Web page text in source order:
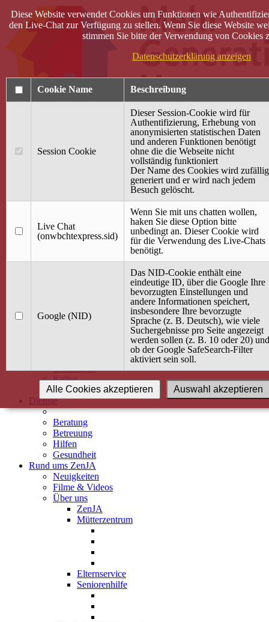
40 Jahre Mütterzentrum
Terminkalender
Gemeinsam aktiv
Gemeinsam unterwegs
wirFAIRändern
Angebot / Kurs suchen
Babybauch & Elternschaft
Gesundheit
Kultur
Alle Kurse
Dienste
Beratung
Betreuung
Hilfen
Gesundheit
Rund ums ZenJA
Neuigkeiten
Filme & Videos
Über uns
ZenJA
Mütterzentrum
Elternservice
Seniorenhilfe
Diese Website verwendet Cookies um Funktionen wie
den Live-Chat zur Verfügung zu stellen. Wenn Sie diese Website
stimmen Sie bitte der Verwendung von Cookies
Datenschutzerklärung anzeigen
Cookie Name Beschreibung
Session Cookie
Dieser Session-Cookie wird für
Authentifizierung, Erhebung von
anonymisierten statistischen Daten
und anderen Funktionen benötigt
ohne die die Webseite nicht
vollständig funktioniert
Der Name des Cookies wird zufällig
generiert und er wird nach jedem
Besuch gelöscht.
Live Chat
(onwbchtexpress.sid)
Wenn Sie mit uns chatten wollen,
haken Sie diese Option bitte
unbedingt an. Dieser Cookie wird
für die Verwendung des Live-Chats
benötigt.
Google (NID)
Das NID-Cookie enthält eine
eindeutige ID, über die Google Ihre
bevorzugten Einstellungen und
andere Informationen speichert,
insbesondere Ihre bevorzugte
Sprache (z. B. Deutsch), wie viele
Suchergebnisse pro Seite angezeigt
werden sollen (z. B. 10 oder 20) und
ob der Google SafeSearch-Filter
aktiviert sein soll.
Auswahl akzeptieren
Alle Cookies akzeptieren